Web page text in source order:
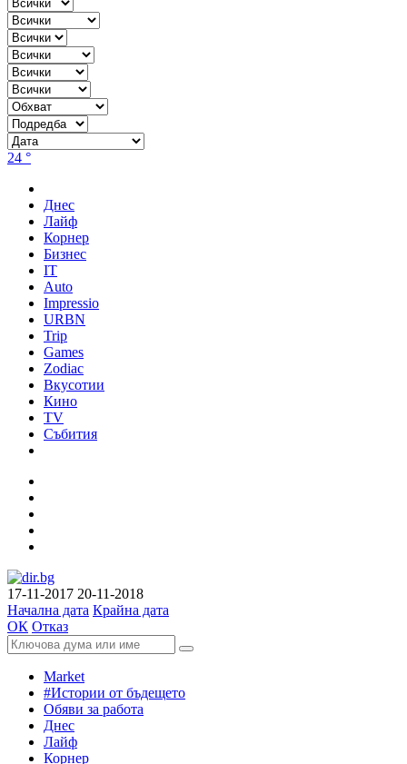
24 °
Днес
Лайф
Корнер
Бизнес
IT
Auto
Impressio
URBN
Trip
Games
Zodiac
Вкусотии
Кино
TV
Събития
17-11-2017 20-11-2018
Начална дата Крайна дата
ОК Отказ
Market
#Истории от бъдещето
Обяви за работа
Днес
Лайф
Корнер